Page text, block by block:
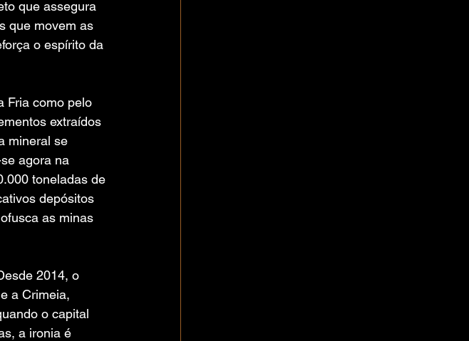
que assegura
que movem as
o espírito da
Fria como pelo
extraídos
mineral se
agora na
toneladas de
depósitos
as minas
2014, o
a Crimeia,
o capital
a ironia é